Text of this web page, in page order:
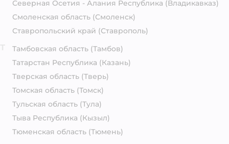
Северная Осетия - Алания Республика (Владикавказ)
Смоленская область (Смоленск)
Ставропольский край (Ставрополь)
Тамбовская область (Тамбов)
Татарстан Республика (Казань)
Тверская область (Тверь)
Томская область (Томск)
Тульская область (Тула)
Тыва Республика (Кызыл)
Тюменская область (Тюмень)